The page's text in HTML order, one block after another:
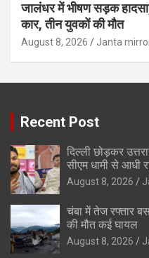
जालंधर में भीषण सड़क
कार, तीन युवकों की मौत
August 8, 2026 Janta
Recent Post
दिल्ली छोड़कर
सीएम धामी से आधी
August 8, 2026
चंबा में तेज रफ्तार
की मौत कई घायल
August 8, 2026